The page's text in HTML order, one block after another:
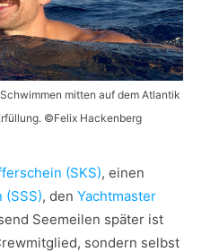
mitten auf dem Atlantik
©Felix Hackenberg
(SKS), einen
, den Yachtmaster
Seemeilen später ist
sondern selbst